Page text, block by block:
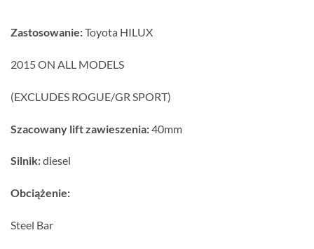
Zastosowanie:Toyota HILUX
2015 ON ALL MODELS
(EXCLUDES ROGUE/GR SPORT)
Szacowany lift zawieszenia:40mm
Silnik:diesel
Obciążenie:
Steel Bar